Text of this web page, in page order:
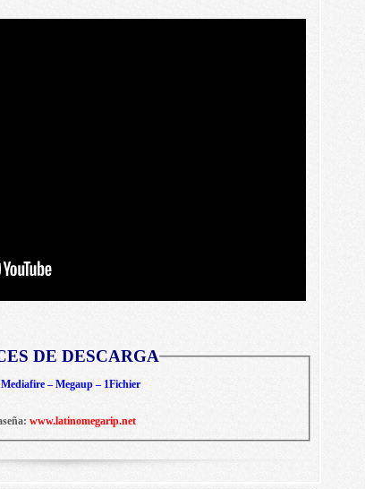
DE DESCARGA
– Megaup – 1Fichier
www.latinomegarip.net